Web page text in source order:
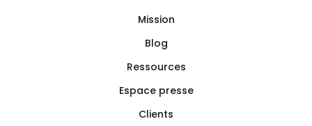
Mission
Blog
Ressources
Espace presse
Clients